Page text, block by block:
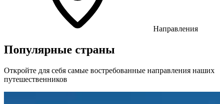
Направления
Популярные страны
Откройте для себя самые востребованные направления наших
путешественников